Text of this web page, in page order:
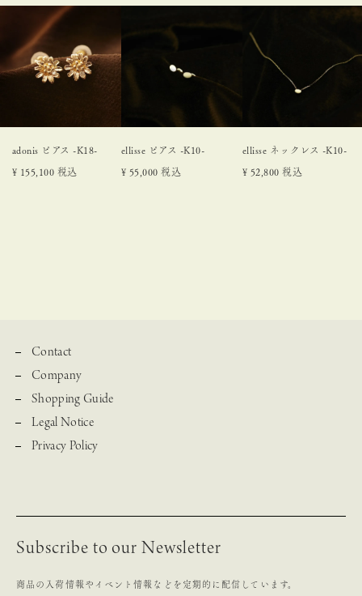
adonis ピアス -K18-
¥ 155,100 税込
ellisse ピアス -K10-
¥ 55,000 税込
ellisse ネックレス -K10-
¥ 52,800 税込
Subscribe to our Newsletter
商品の入荷情報やイベント情報などを定期的に配信しています。
Contact
Company
Shopping Guide
Legal Notice
Privacy Policy